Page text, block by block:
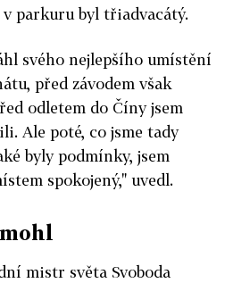
parkuru byl třiadvacátý.
svého nejlepšího umístění
před závodem však
odletem do Číny jsem
Ale poté, co jsme tady
byly podmínky, jsem
spokojený," uvedl.
mistr světa Svoboda